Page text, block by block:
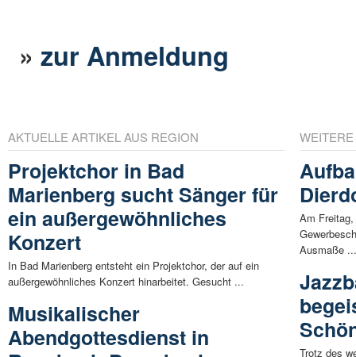
»zur Anmeldung
AKTUELLE ARTIKEL AUS REGION
Projektchor in Bad
Marienberg sucht Sänger für
ein außergewöhnliches
Konzert
In Bad Marienberg entsteht ein Projektchor, der auf ein
außergewöhnliches Konzert hinarbeitet. Gesucht ...
Musikalischer
Abendgottesdienst in
Am
Ausmaße
Trotz des